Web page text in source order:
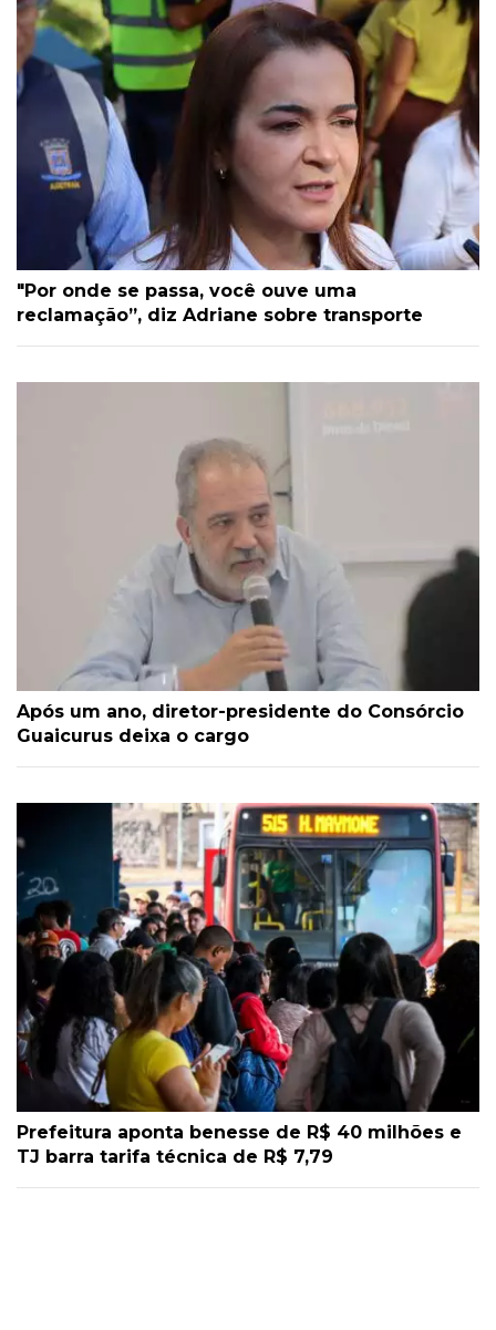
"Por onde se passa, você ouve uma
reclamação”, diz Adriane sobre transporte
Após um ano, diretor-presidente do Consórcio
Guaicurus deixa o cargo
Prefeitura aponta benesse de R$ 40 milhões e
TJ barra tarifa técnica de R$ 7,79